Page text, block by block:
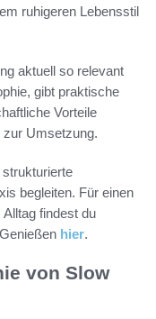
ruhigeren Lebensstil
aktuell so relevant
gibt praktische
Vorteile
Umsetzung.
begleiten. Für einen
findest du
hier.
von Slow